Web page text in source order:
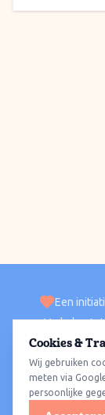
Een
Verhalen
Alle wijken
Almere Hout
Cookies &
Wij gebruiken
meten via
persoonlijke